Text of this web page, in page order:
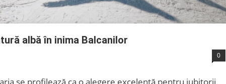
albă în inima Balcanilor
0
se profilează ca o alegere excelentă pentru iubitorii